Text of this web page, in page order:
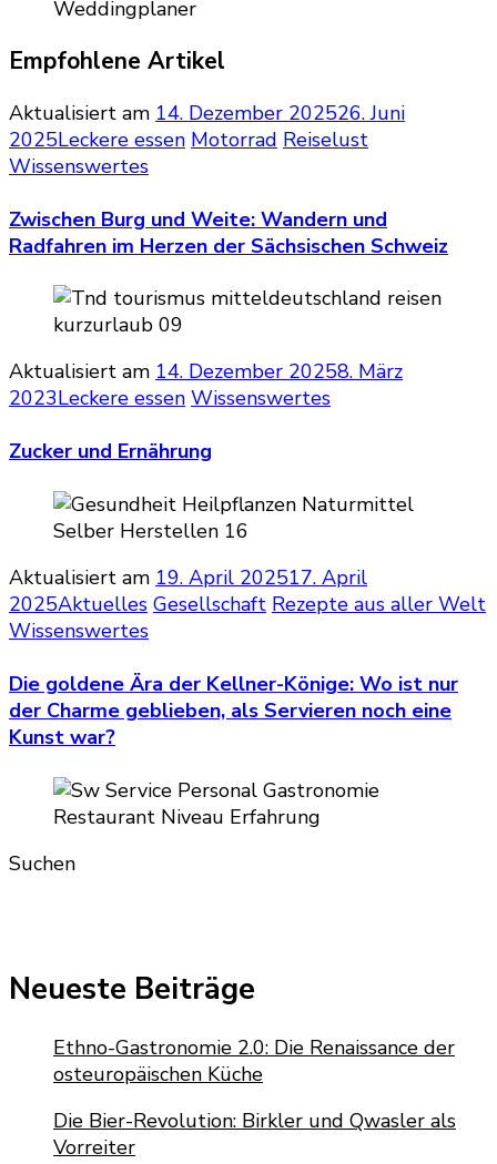
Empfohlene Artikel
Aktualisiert am 14. Dezember 202526. Juni
2025Leckere essen Motorrad Reiselust
Wissenswertes
Zwischen Burg und Weite: Wandern und
Radfahren im Herzen der Sächsischen Schweiz
Aktualisiert am 14. Dezember 20258. März
2023Leckere essen Wissenswertes
Zucker und Ernährung
Aktualisiert am 19. April 202517. April
2025Aktuelles Gesellschaft Rezepte aus aller Welt
Wissenswertes
Die goldene Ära der Kellner-Könige: Wo ist nur
der Charme geblieben, als Servieren noch eine
Kunst war?
Suchen
Neueste Beiträge
Ethno-Gastronomie 2.0: Die Renaissance der
osteuropäischen Küche
Die Bier-Revolution: Birkler und Qwasler als
Vorreiter